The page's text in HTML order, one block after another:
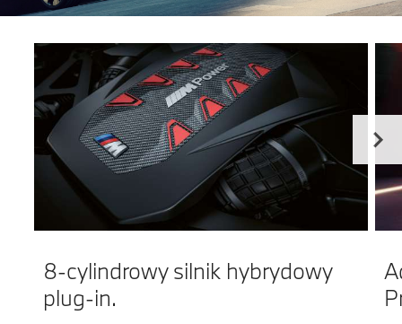
8-cylindrowy silnik hybrydowy
plug-in.